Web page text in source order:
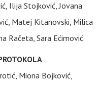
Ilija Stojković, Jovana
Matej Kitanovski, Milica
Račeta, Sara Ećimović
Miona Bojković,